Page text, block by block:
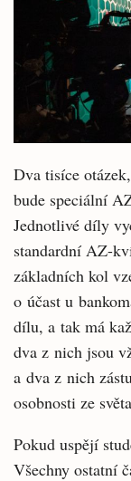
Dva tisíce
bude speciální
Jednotlivé díly
standardní AZ-
základních kol
o účast u
dílu, a tak má
dva z nich jsou
a dva z nich
osobnosti ze
Pokud uspějí
Všechny ostatní